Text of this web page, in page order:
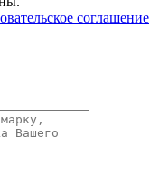
соглашение